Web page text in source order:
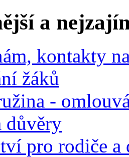
a
kontakty
žáků
-
důvěry
pro rodiče